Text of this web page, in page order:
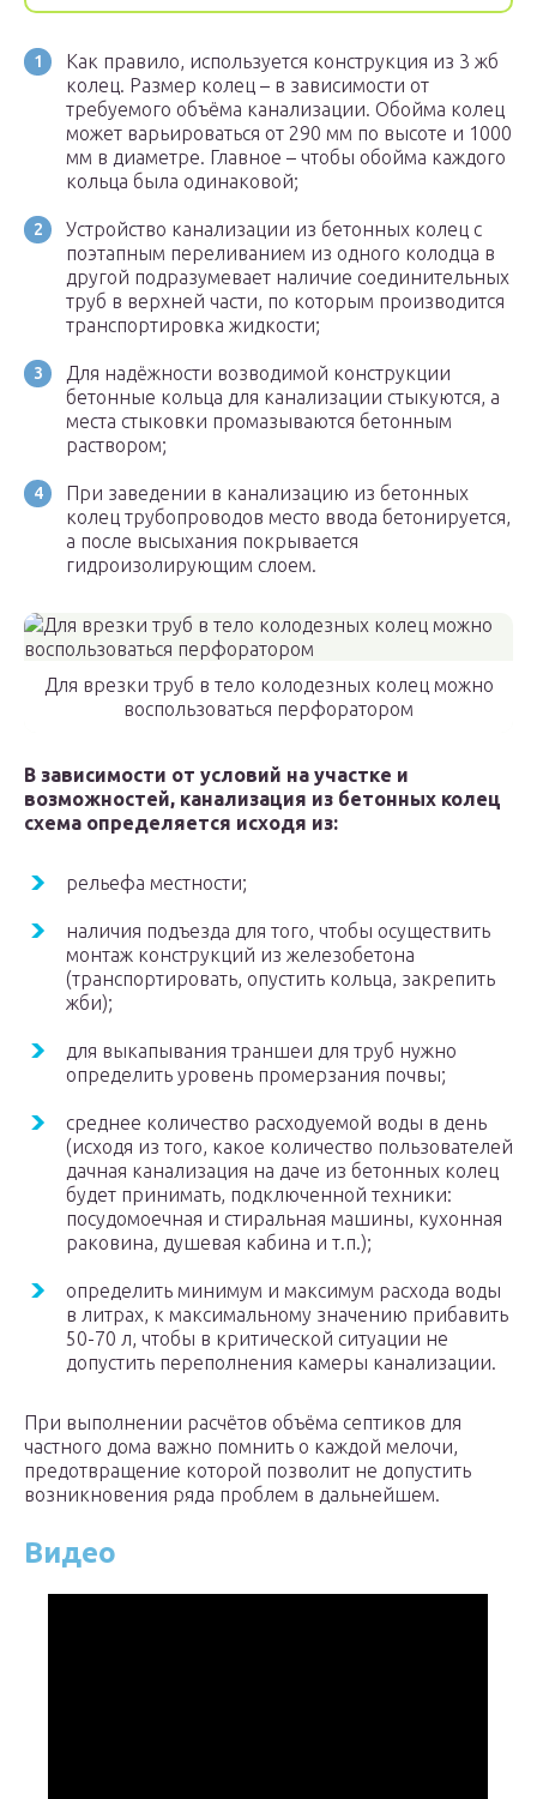
Как правило, используется конструкция из 3 жб
колец. Размер колец – в зависимости от
требуемого объёма канализации. Обойма колец
может варьироваться от 290 мм по высоте и 1000
мм в диаметре. Главное – чтобы обойма каждого
кольца была одинаковой;
Устройство канализации из бетонных колец с
поэтапным переливанием из одного колодца в
другой подразумевает наличие соединительных
труб в верхней части, по которым производится
транспортировка жидкости;
Для надёжности возводимой конструкции
бетонные кольца для канализации стыкуются, а
места стыковки промазываются бетонным
раствором;
При заведении в канализацию из бетонных
колец трубопроводов место ввода бетонируется,
а после высыхания покрывается
гидроизолирующим слоем.
Для врезки труб в тело колодезных колец можно
воспользоваться перфоратором
В зависимости от условий на участке и
возможностей, канализация из бетонных колец
схема определяется исходя из:
рельефа местности;
наличия подъезда для того, чтобы осуществить
монтаж конструкций из железобетона
(транспортировать, опустить кольца, закрепить
жби);
для выкапывания траншеи для труб нужно
определить уровень промерзания почвы;
среднее количество расходуемой воды в день
(исходя из того, какое количество пользователей
дачная канализация на даче из бетонных колец
будет принимать, подключенной техники:
посудомоечная и стиральная машины, кухонная
раковина, душевая кабина и т.п.);
определить минимум и максимум расхода воды
в литрах, к максимальному значению прибавить
50-70 л, чтобы в критической ситуации не
допустить переполнения камеры канализации.
При выполнении расчётов объёма септиков для
частного дома важно помнить о каждой мелочи,
предотвращение которой позволит не допустить
возникновения ряда проблем в дальнейшем.
Видео